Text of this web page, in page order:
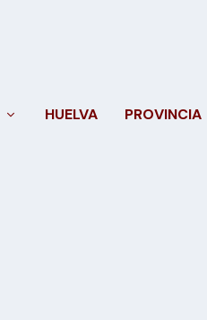
HUELVA PROVINCIA